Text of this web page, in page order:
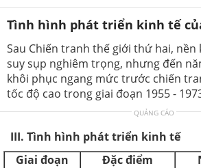
Tình hình phát triển kinh tế
Sau Chiến tranh thế giới thứ hai, nền
suy sụp nghiêm trọng, nhưng đến
khôi phục ngang mức trước chiến
tốc độ cao trong giai đoạn 1955 -
QUẢNG CÁO
III. Tình hình phát triển kinh tế
Giai đoạn
Đặc điểm